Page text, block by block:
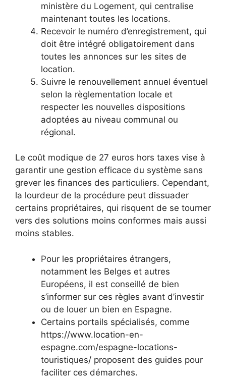
ministère du Logement, qui centralise
maintenant toutes les locations.
Recevoir le numéro d’enregistrement, qui
doit être intégré obligatoirement dans
toutes les annonces sur les sites de
location.
Suivre le renouvellement annuel éventuel
selon la règlementation locale et
respecter les nouvelles dispositions
adoptées au niveau communal ou
régional.
Le coût modique de 27 euros hors taxes vise à
garantir une gestion efficace du système sans
grever les finances des particuliers. Cependant,
la lourdeur de la procédure peut dissuader
certains propriétaires, qui risquent de se tourner
vers des solutions moins conformes mais aussi
moins stables.
Pour les propriétaires étrangers,
notamment les Belges et autres
Européens, il est conseillé de bien
s’informer sur ces règles avant d’investir
ou de louer un bien en Espagne.
Certains portails spécialisés, comme
https://www.location-en-
espagne.com/espagne-locations-
touristiques/ proposent des guides pour
faciliter ces démarches.